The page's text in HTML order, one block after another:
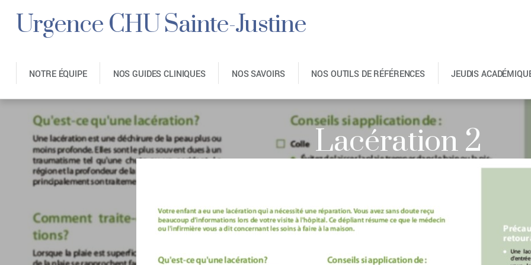
Urgence CHU Sainte-Justine
NOTRE ÉQUIPE NOS GUIDES CLINIQUES NOS SAVOIRS NOS OUTILS DE RÉFÉRENCES JEUDIS
Lacération 2